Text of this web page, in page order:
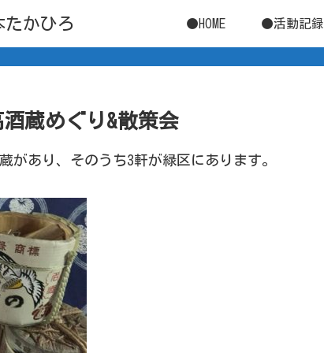
かひろ ●HOME ●活動記録
蔵めぐり&散策会
があり、そのうち3軒が緑区にあります。